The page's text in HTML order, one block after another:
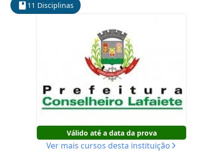
11 Disciplinas
Válido até a data da prova
Ver mais cursos desta instituição